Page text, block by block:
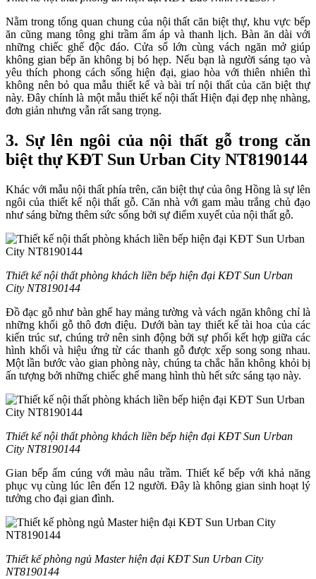
Nằm trong tổng quan chung của nội thất căn biệt thự, khu vực bếp
ăn cũng mang tông ghi trầm ấm áp và thanh lịch. Bàn ăn dài với
những chiếc ghế độc đáo. Cửa sổ lớn cùng vách ngăn mở giúp
không gian bếp ăn không bị bó hẹp. Nếu bạn là người sáng tạo và
yêu thích phong cách sống hiện đại, giao hòa với thiên nhiên thì
không nên bỏ qua mẫu thiết kế và bài trí nội thất của căn biệt thự
này. Đây chính là một mẫu thiết kế nội thất Hiện đại đẹp nhẹ nhàng,
đơn giản nhưng vẫn rất sang trọng.
3. Sự lên ngôi của nội thất gỗ trong căn
biệt thự KĐT Sun Urban City NT8190144
Khác với mẫu nội thất phía trên, căn biệt thự của ông Hồng là sự lên
ngôi của thiết kế nội thất gỗ. Căn nhà với gam màu trắng chủ đạo
như sáng bừng thêm sức sổng bởi sự điểm xuyết của nội thất gỗ.
Thiết kế nội thất phòng khách liền bếp hiện đại KĐT Sun Urban
City NT8190144
Đồ đạc gỗ như bàn ghế hay mảng tường và vách ngăn không chỉ là
những khối gỗ thô đơn điệu. Dưới bàn tay thiết kế tài hoa của các
kiến trúc sư, chúng trở nên sinh động bởi sự phối kết hợp giữa các
hình khối và hiệu ứng từ các thanh gỗ được xếp song song nhau.
Một lần bước vào gian phòng này, chúng ta chắc hẳn không khỏi bị
ấn tượng bởi những chiếc ghế mang hình thù hết sức sáng tạo này.
Thiết kế nội thất phòng khách liền bếp hiện đại KĐT Sun Urban
City NT8190144
Gian bếp ấm cúng với màu nâu trầm. Thiết kế bếp với khả năng
phục vụ cùng lúc lên đến 12 người. Đây là không gian sinh hoạt lý
tưởng cho đại gian đình.
Thiết kế phòng ngủ Master hiện đại KĐT Sun Urban City
NT8190144